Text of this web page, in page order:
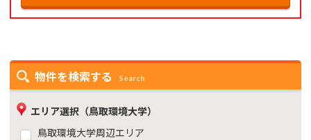
物件を検索する Search
エリア選択（鳥取環境大学）
鳥取環境大学周辺エリア